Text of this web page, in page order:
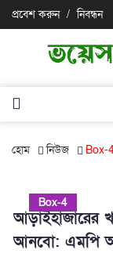
প্রবেশ করুন / নিবন্ধন
হোম নিউজ Box-
Box-4
আড়াইহাজারের
আনবো: এমপি